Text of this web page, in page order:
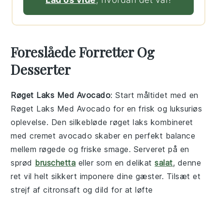
Foreslåede Forretter Og
Desserter
Røget Laks Med Avocado: Start måltidet med en
Røget Laks Med Avocado for en frisk og luksuriøs
oplevelse. Den silkebløderøget laks kombineret
med cremet avocado skaber en perfekt balance
mellem røgede og friske smage. Serveret på en
sprød bruschetta eller som en delikatsalat, denne
ret vil helt sikkert imponere dine gæster. Tilsæt et
strejf afcitronsaft ogdild for at løfte